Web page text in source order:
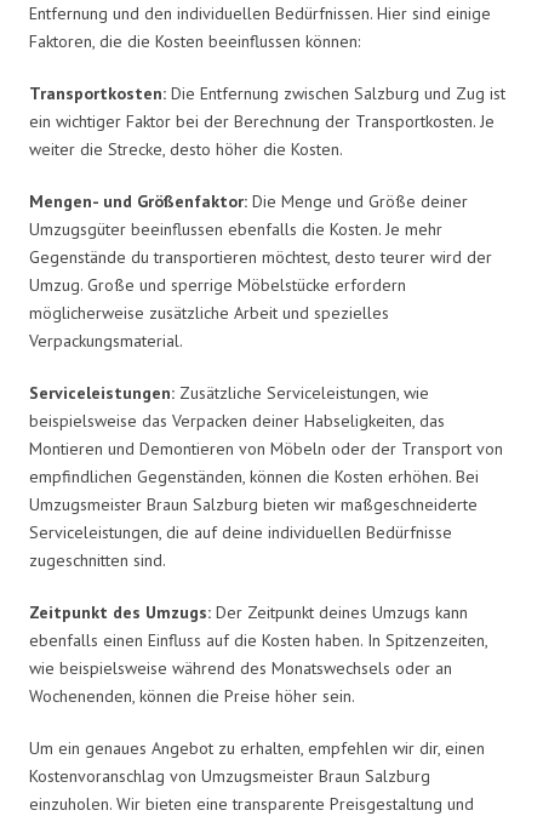
Entfernung und den individuellen Bedürfnissen. Hier sind einige
Faktoren, die die Kosten beeinflussen können:
Transportkosten: Die Entfernung zwischen Salzburg und Zug ist
ein wichtiger Faktor bei der Berechnung der Transportkosten. Je
weiter die Strecke, desto höher die Kosten.
Mengen- und Größenfaktor: Die Menge und Größe deiner
Umzugsgüter beeinflussen ebenfalls die Kosten. Je mehr
Gegenstände du transportieren möchtest, desto teurer wird der
Umzug. Große und sperrige Möbelstücke erfordern
möglicherweise zusätzliche Arbeit und spezielles
Verpackungsmaterial.
Serviceleistungen: Zusätzliche Serviceleistungen, wie
beispielsweise das Verpacken deiner Habseligkeiten, das
Montieren und Demontieren von Möbeln oder der Transport von
empfindlichen Gegenständen, können die Kosten erhöhen. Bei
Umzugsmeister Braun Salzburg bieten wir maßgeschneiderte
Serviceleistungen, die auf deine individuellen Bedürfnisse
zugeschnitten sind.
Zeitpunkt des Umzugs: Der Zeitpunkt deines Umzugs kann
ebenfalls einen Einfluss auf die Kosten haben. In Spitzenzeiten,
wie beispielsweise während des Monatswechsels oder an
Wochenenden, können die Preise höher sein.
Um ein genaues Angebot zu erhalten, empfehlen wir dir, einen
Kostenvoranschlag von Umzugsmeister Braun Salzburg
einzuholen. Wir bieten eine transparente Preisgestaltung und